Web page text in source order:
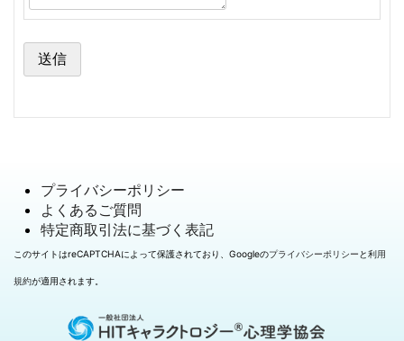
プライバシーポリシー
よくあるご質問
特定商取引法に基づく表記
このサイトはreCAPTCHAによって保護されており、Googleのプライバシーポリシー と利用
規約が適用されます。